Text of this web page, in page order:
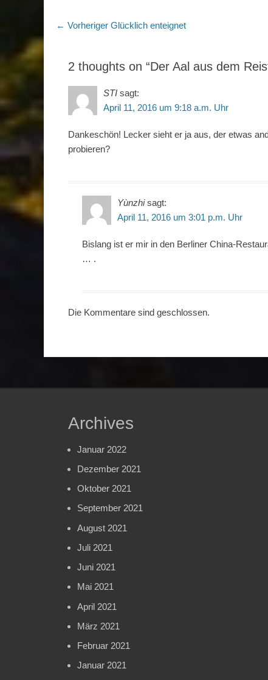
Beitragsnavigation
← Vorheriger Vorheriger
Glücklich enteignet
2 thoughts on “Der Aal aus dem
STI sagt:
April 11, 2016 um 9:18 a.m. Uhr
Dankeschön! Lecker sieht er ja aus, der etwas
probieren?
Yùnzhi sagt:
April 11, 2016 um 3:01 p.m. Uhr
Bislang ist er mir in den Berliner China-
… .
Die Kommentare sind geschlossen.
Archives
Januar 2022
Dezember 2021
Oktober 2021
September 2021
August 2021
Juli 2021
Juni 2021
Mai 2021
April 2021
März 2021
Februar 2021
Januar 2021